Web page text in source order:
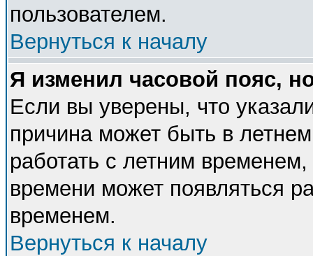
пользователем.
Вернуться к началу
Я изменил часовой пояс,
Если вы уверены, что
причина может быть в
работать с летним временем,
времени может появляться
временем.
Вернуться к началу